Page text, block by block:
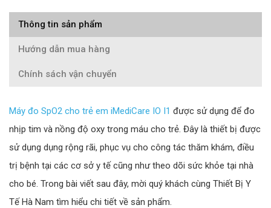
Thông tin sản phẩm
Hướng dẫn mua hàng
Chính sách vận chuyển
Máy đo SpO2 cho trẻ em iMediCare IO I1 được sử dụng để đo
nhịp tim và nồng độ oxy trong máu cho trẻ. Đây là thiết bị được
sử dụng dụng rộng rãi, phục vụ cho công tác thăm khám, điều
trị bệnh tại các cơ sở y tế cũng như theo dõi sức khỏe tại nhà
cho bé. Trong bài viết sau đây, mời quý khách cùng Thiết Bị Y
Tế Hà Nam tìm hiểu chi tiết về sản phẩm.